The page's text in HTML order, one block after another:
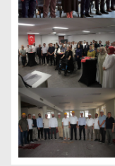
v
i
g
a
t